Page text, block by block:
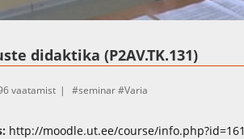
didaktika (P2AV.TK.131)
vaatamist seminar Varia
http://moodle.ut.ee/course/info.php?id=161